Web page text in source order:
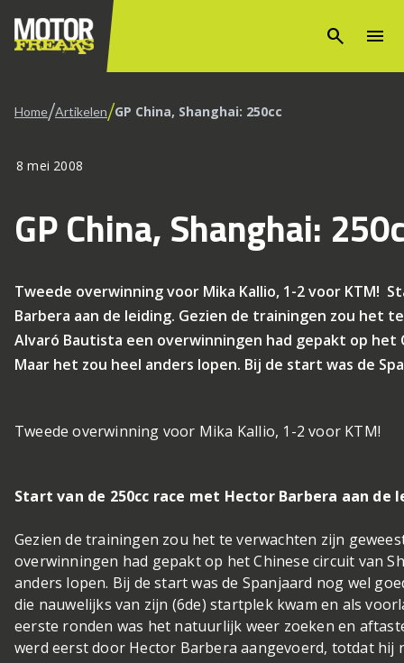
search menu
Home/Artikelen/GP China, Shanghai: 250cc
8 mei 2008
GP China, Shanghai:
Tweede overwinning voor Mika Kallio, 1-2 voor KTM!
Barbera aan de leiding. Gezien de trainingen zou het
Alvaró Bautista een overwinningen had gepakt op het
Maar het zou heel anders lopen. Bij de start was de
Tweede overwinning voor Mika Kallio, 1-2 voor KTM!
Start van de 250cc race met Hector Barbera aan de
Gezien de trainingen zou het te verwachten zijn
overwinningen had gepakt op het Chinese circuit van
anders lopen. Bij de start was de Spanjaard nog wel
die nauwelijks van zijn (6de) startplek kwam en als
eerste ronden was het natuurlijk weer zoeken en
werd eerst door Hector Barbera aangevoerd, totdat hij